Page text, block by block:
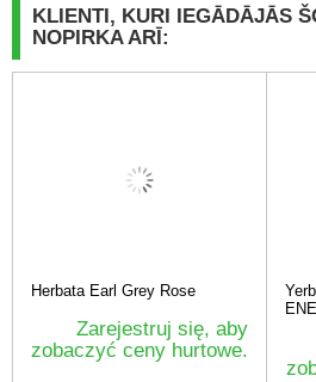
KLIENTI, KURI IEGĀDĀJĀS
NOPIRKA ARĪ:
Herbata Earl Grey Rose
Zarejestruj się, aby
zobaczyć ceny hurtowe.